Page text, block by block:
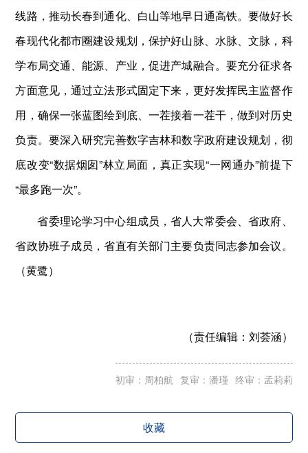
线路，推动长春到通化、白山等地早日通高铁。要做好长
春现代化都市圈建设规划，保护好山脉、水脉、文脉，科
学布局交通、能源、产业，促进产城融合。要充分征求各
方面意见，通过立法形式固定下来，更好发挥民主监督作
用，确保一张蓝图绘到底、一茬接着一茬干，做到对历史
负责。要深入研究完善数字吉林和数字政府建设规划，彻
底改变“数据烟囱”林立局面，真正实现“一网通办”前提下
“最多跑一次”。
省委理论学习中心组成员，省人大常委会、省政府、
省政协班子成员，省直有关部门主要负责同志参加会议。
（黄鹭）
（责任编辑： 刘荟涵）
初审：周柏航 复审：潘瑾 终审：孟莉莉
收藏